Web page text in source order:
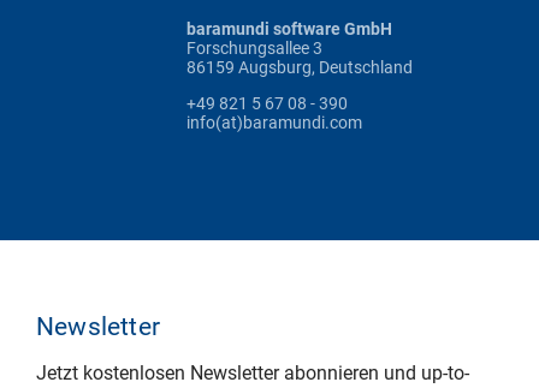
baramundi software GmbH
Forschungsallee 3
86159 Augsburg, Deutschland
+49 821 5 67 08 - 390
info(at)baramundi.com
Newsletter
Jetzt kostenlosen Newsletter abonnieren und up-to-